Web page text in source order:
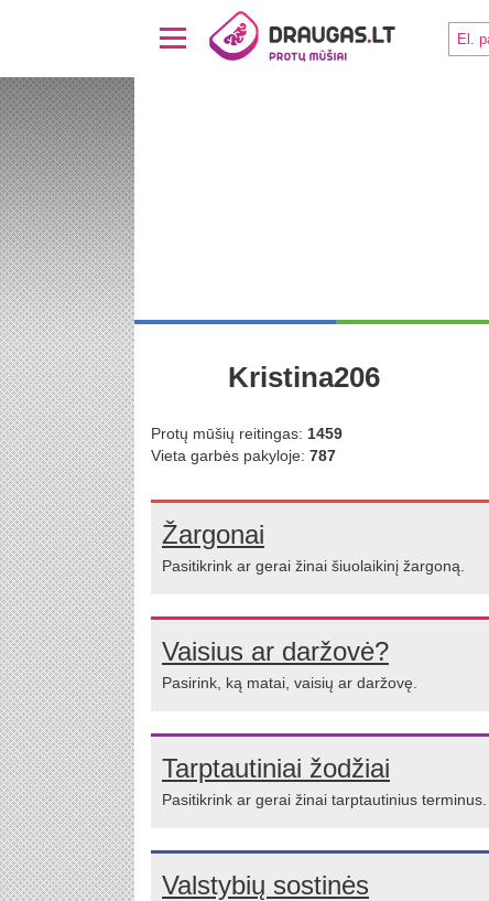
Kristina206
Protų mūšių reitingas: 1459
Vieta garbės pakyloje: 787
Žargonai
Pasitikrink ar gerai žinai šiuolaikinį žargoną.
Vaisius ar daržovė?
Pasirink, ką matai, vaisių ar daržovę.
Tarptautiniai žodžiai
Pasitikrink ar gerai žinai tarptautinius terminus.
Valstybių sostinės